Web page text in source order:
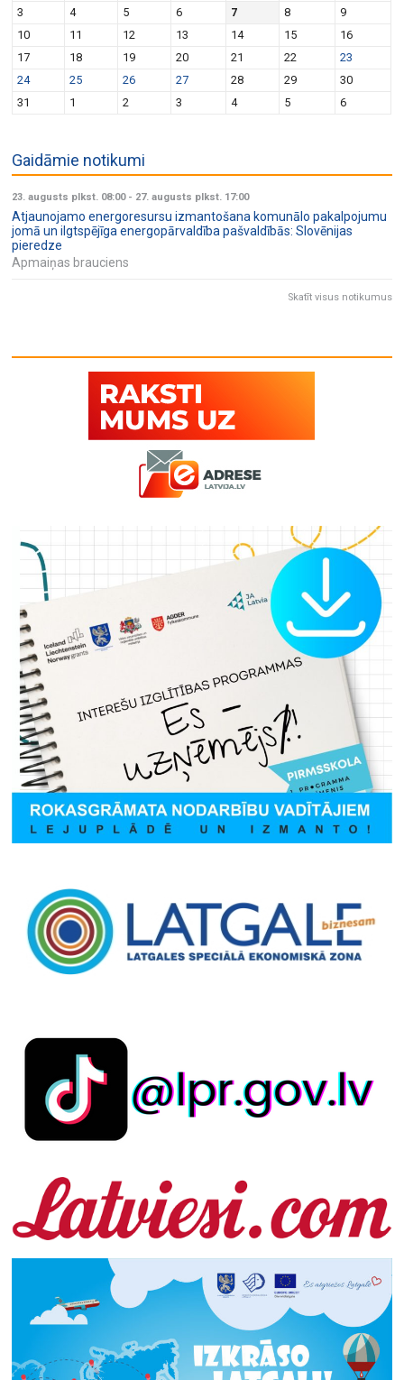
3 4 5 6 7 8
9
10
11 12 13 14 15
16
17
18 19 20 21 22
23
24
25 26 27 28 29
30
31
1 2 3 4 5 6
Gaidāmie notikumi
23. augusts plkst. 08:00- 27. augusts plkst. 17:00
Atjaunojamo energoresursu izmantošana komunālo pakalpojumu
jomā un ilgtspējīga energopārvaldība pašvaldībās: Slovēnijas
pieredze
Apmaiņas brauciens
Skatīt visus notikumus